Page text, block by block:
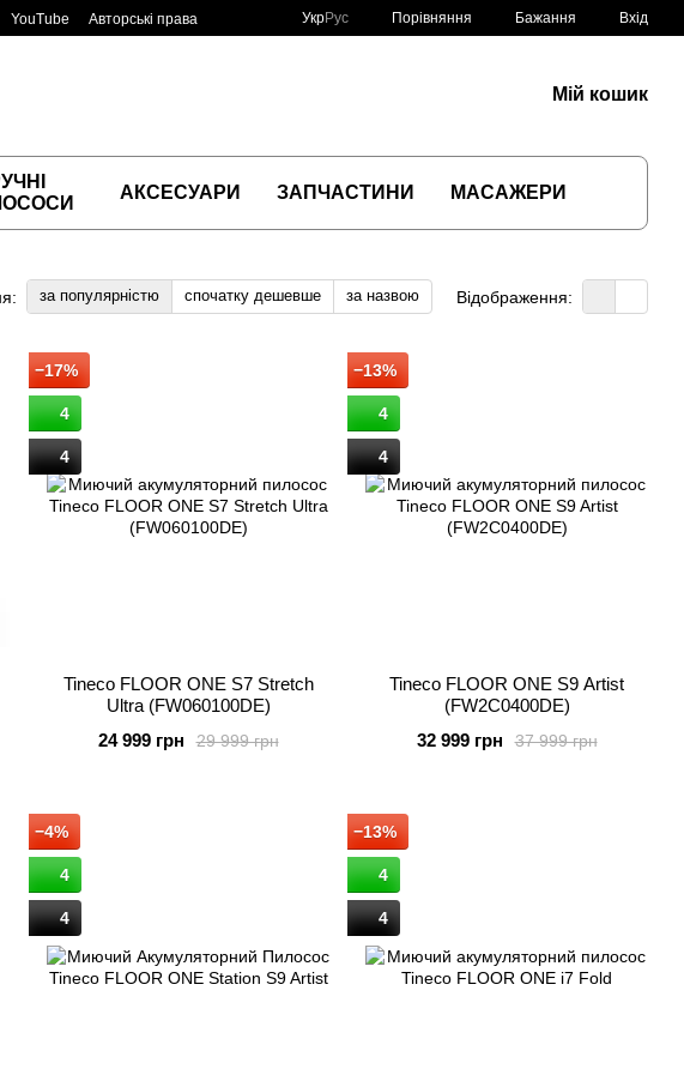
YouTube
Авторські права
УкрРус Порівняння Бажання Вхід
Мій кошик
АКСЕСУАРИ ЗАПЧАСТИНИ МАСАЖЕРИ
за популярністю спочатку дешевше за назвою Відображення:
−17%
4
4
Tineco FLOOR ONE S7 Stretch
Ultra (FW060100DE)
29 999 грн
24 999 грн
−13%
4
4
Tineco FLOOR ONE S9 Artist
(FW2C0400DE)
37 999 грн
32 999 грн
−4%
4
4
−13%
4
4